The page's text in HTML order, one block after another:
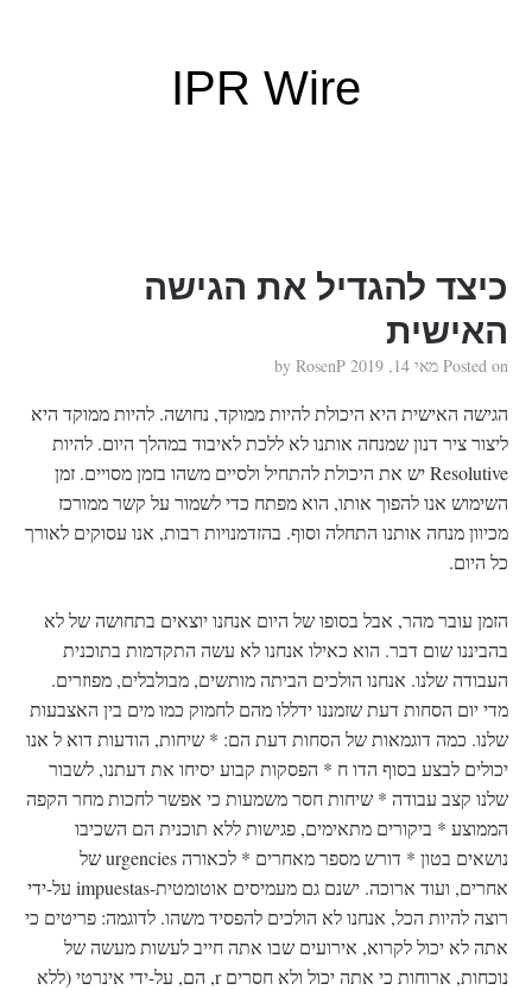
IPR Wire
כיצד להגדיל את הגישה
האישית
Posted on מאי 14, 2019 RosenP
הגישה האישית היא היכולת להיות ממוקד, נחושה. להיות ממוקד היא
ליצור ציר דנון שמנחה אותנו לא ללכת לאיבוד במהלך היום. להיות
Resolutive יש את היכולת להתחיל ולסיים משהו בזמן מסויים. זמן
השימוש אנו להפוך אותו, הוא מפתח כדי לשמור על קשר ממורכז
מכיוון מנחה אותנו התחלה וסוף. בהזדמנויות רבות, אנו עסוקים לאורך
כל היום.
הזמן עובר מהר, אבל בסופו של היום אנחנו יוצאים בתחושה של לא
בהביננו שום דבר. הוא כאילו אנחנו לא עשה התקדמות בתוכנית
העבודה שלנו. אנחנו הולכים הביתה מותשים, מבולבלים, מפוזרים.
מדי יום הסחות דעת שזמננו ידללו מהם לחמוק כמו מים בין האצבעות
שלנו. כמה דוגמאות של הסחות דעת הם: * שיחות, הודעות דוא ל אנו
יכולים לבצע בסוף הדו ח * הפסקות קבוע יסיחו את דעתנו, לשבור
שלנו קצב עבודה * שיחות חסר משמעות כי אפשר לחכות מחר הקפה
הממוצע * ביקורים מתאימים, פגישות ללא תוכנית הם השכיבו
נושאים בטון * דורש מספר מאחרים * לכאורה urgencies של
אחרים, ועוד ארוכה. ישנם גם מעמיסים אוטומטית-impuestas על-ידי
רוצה להיות הכל, אנחנו לא הולכים להפסיד משהו. לדוגמה: פריטים כי
אתה לא יכול לקרוא, אירועים שבו אתה חייב לעשות מעשה של
נוכחות, ארוחות כי אתה יכול ולא חסרים r, הם, על-ידי אינרטי (ללא